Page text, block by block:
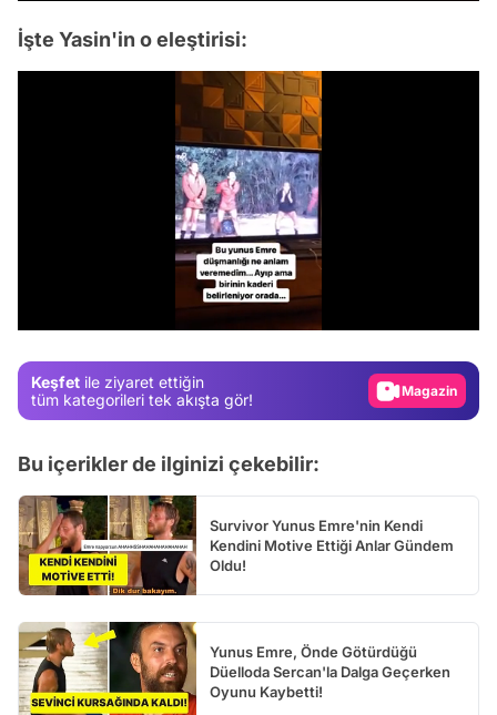
İşte Yasin'in o eleştirisi:
Keşfet ile ziyaret ettiğin
tüm kategorileri tek akışta gör!
Video
Bu içerikler de ilginizi çekebilir:
Survivor Yunus Emre'nin Kendi
Kendini Motive Ettiği Anlar Gündem
Oldu!
Yunus Emre, Önde Götürdüğü
Düelloda Sercan'la Dalga Geçerken
Oyunu Kaybetti!